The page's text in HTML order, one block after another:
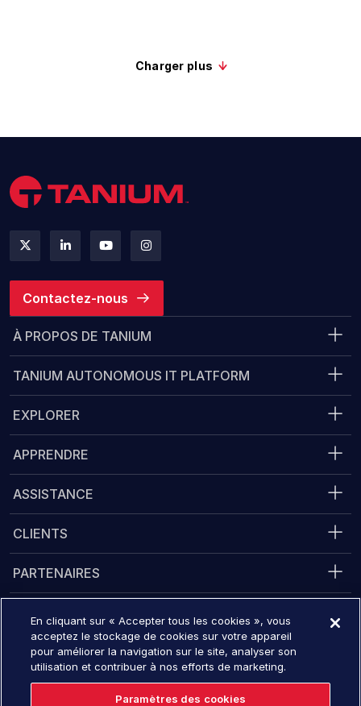
Charger plus
Contactez-nous
À PROPOS DE TANIUM
TANIUM AUTONOMOUS IT PLATFORM
EXPLORER
APPRENDRE
ASSISTANCE
CLIENTS
PARTENAIRES
Converge 2026 16 novembre - 19, 2026
En cliquant sur « Accepter tous les cookies », vous
acceptez le stockage de cookies sur votre appareil
pour améliorer la navigation sur le site, analyser son
utilisation et contribuer à nos efforts de marketing.
Paramètres des cookies